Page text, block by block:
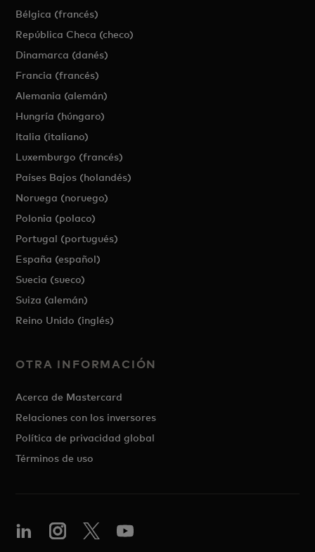
Bélgica (francés)
República Checa (checo)
Dinamarca (danés)
Francia (francés)
Alemania (alemán)
Hungría (húngaro)
Italia (italiano)
Luxemburgo (francés)
Países Bajos (holandés)
Noruega (noruego)
Polonia (polaco)
Portugal (portugués)
España (español)
Suecia (sueco)
Suiza (alemán)
Reino Unido (inglés)
OTRA INFORMACIÓN
Acerca de Mastercard
Relaciones con los inversores
Política de privacidad global
Términos de uso